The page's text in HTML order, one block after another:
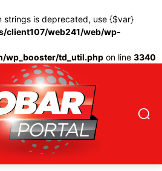
strings is deprecated, use {$var}
client107/web241/web/wp-
wp_booster/td_util.php on line 3340